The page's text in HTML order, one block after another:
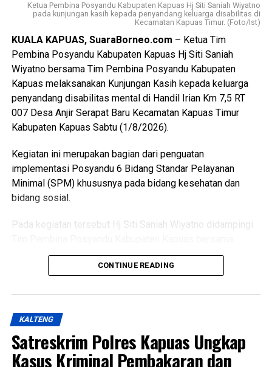
Ketua Pembina Posyandu Kabupaten Kapuas Hj Siti Saniah Wiyatno
pada kunjungan kasih kepada penyandang keluarga disabilitas di
Kecamatan Kapuas Timur. (Foto/Ist)
KUALA KAPUAS, SuaraBorneo.com – Ketua Tim
Pembina Posyandu Kabupaten Kapuas Hj Siti Saniah
Wiyatno bersama Tim Pembina Posyandu Kabupaten
Kapuas melaksanakan Kunjungan Kasih kepada keluarga
penyandang disabilitas mental di Handil Irian Km 7,5 RT
007 Desa Anjir Serapat Baru Kecamatan Kapuas Timur
Kabupaten Kapuas Sabtu (1/8/2026).
Kegiatan ini merupakan bagian dari penguatan
implementasi Posyandu 6 Bidang Standar Pelayanan
Minimal (SPM) khususnya pada bidang kesehatan dan
bidang sosial.
Pada kegiatan tersebut Hj Siti Saniah Wiyatno didampingi
perangkat daerah terkait di antaranya Dinas Pemberdayaan
Masyarakat dan Desa (DPMD) Dinas Kesehatan Dinas
Pengendalian Penduduk dan Keluarga Berencana
(P3APPKB) Dinas Sosial Pemerintah Kecamatan Kapuas
Timur Pemdes serta kader Posyandu.
Menurutnya kunjungan kasih ini merupakan bentuk
CONTINUE READING
KALTENG
Satreskrim Polres Kapuas Ungkap
Kasus Kriminal Pembakaran dan